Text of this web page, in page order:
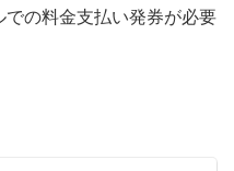
での料金支払い発券が必要